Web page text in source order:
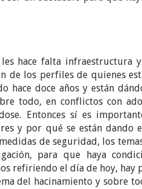
hace falta infraestructura
los perfiles de quienes
hace doce años y están
todo, en conflictos con
Entonces sí es
y por qué se están dando
de seguridad, los
para que haya
refiriendo el día de hoy, hay
del hacinamiento y sobre